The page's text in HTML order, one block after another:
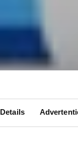
Details